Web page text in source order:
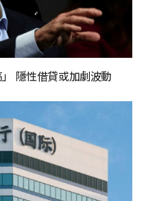
隱性借貸或加劇波動